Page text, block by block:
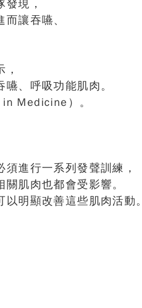
現，
讓吞嚥、
、呼吸功能肌肉。
Medicine）。
進行一系列發聲訓練，
肌肉也都會受影響。
明顯改善這些肌肉活動。